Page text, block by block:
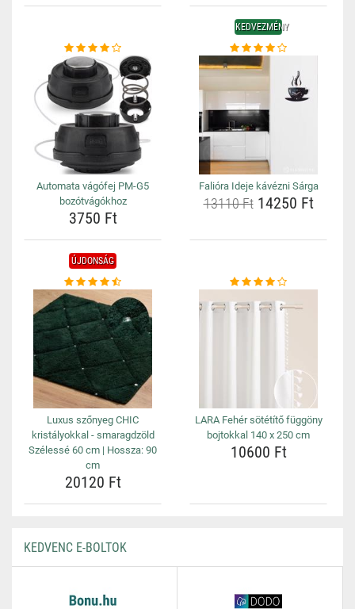
Automata vágófej PM-G5
bozótvágókhoz
3750 Ft
KEDVEZMÉNY
Falióra Ideje kávézni Sárga
13110 Ft14250 Ft
ÚJDONSÁG
Luxus szőnyeg CHIC
kristályokkal - smaragdzöld
Szélessé 60 cm | Hossza: 90
cm
20120 Ft
LARA Fehér sötétítő függöny
bojtokkal 140 x 250 cm
10600 Ft
KEDVENC E-BOLTOK